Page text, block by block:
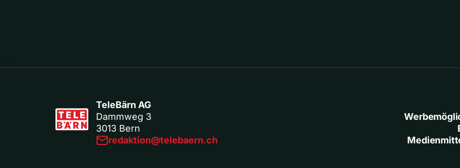
TeleBärn AG
Dammweg 3
3013 Bern
redaktion@telebaern.ch